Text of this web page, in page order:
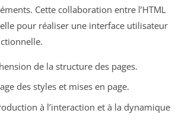
Cette collaboration entre l’HTML
pour réaliser une interface utilisateur
de la structure des pages.
des styles et mises en page.
à l’interaction et à la dynamique